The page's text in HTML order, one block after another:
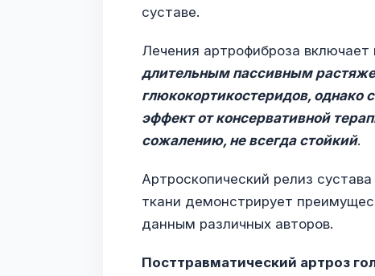
суставе.
Лечения артрофиброза включает
длительным пассивным
глюкокортикостеридов, однако
эффект от консервативной
сожалению, не всегда стойкий.
Артроскопический релиз
ткани демонстрирует
данным различных авторов.
Посттравматический артроз